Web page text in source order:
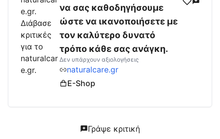
να σας καθοδηγήσουμε
ώστε να ικανοποιήσετε με
τον καλύτερο δυνατό
τρόπο κάθε σας ανάγκη.
Δεν υπάρχουν αξιολογήσεις
naturalcare.gr
E-Shop
Γράψε κριτική